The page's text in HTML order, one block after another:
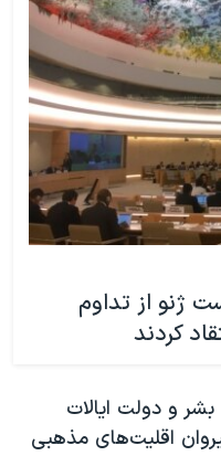
نشست ژنو از تداوم
کردند
و دولت ایالات
اقلیت‌های مذهبی